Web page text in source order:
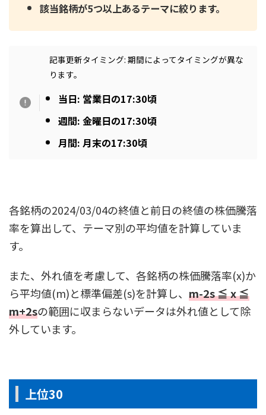
該当銘柄が5つ以上あるテーマに絞ります。
記事更新タイミング: 期間によってタイミングが異な
ります。
当日: 営業日の17:30頃
週間: 金曜日の17:30頃
月間: 月末の17:30頃
各銘柄の2024/03/04の終値と前日の終値の株価騰落
率を算出して、テーマ別の平均値を計算していま
す。
また、外れ値を考慮して、各銘柄の株価騰落率(x)か
ら平均値(m)と標準偏差(s)を計算し、 m-2s ≦ x ≦
m+2sの範囲に収まらないデータは外れ値として除
外しています。
上位30